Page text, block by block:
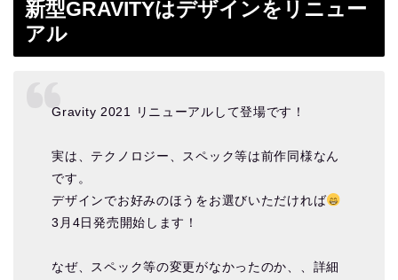
新型GRAVITYはデザインをリニュー
アル
Gravity 2021 リニューアルして登場です！
実は、テクノロジー、スペック等は前作同様なん
です。
デザインでお好みのほうをお選びいただければ
3月4日発売開始します！
なぜ、スペック等の変更がなかったのか、、詳細